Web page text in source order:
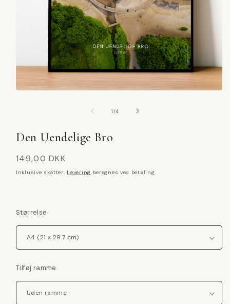
1 /af4
Den Uendelige Bro
Normalpris
149,00 DKK
Inklusive skatter. Levering beregnes ved betaling.
Størrelse
Tilføj ramme